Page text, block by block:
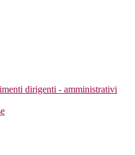
dirigenti - amministrativi